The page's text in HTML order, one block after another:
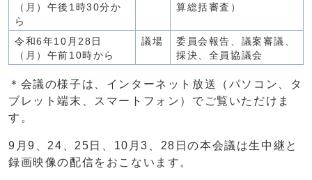
（月）午後1時30分か
ら
算総括審査）
令和6年10月28日
（月）午前10時から
議場
委員会報告、議案審議、
採決、全員協議会
＊会議の様子は、インターネット放送（パソコン、タ
ブレット端末、スマートフォン）でご覧いただけま
す。
9月9、24、25日、10月3、28日の本会議は生中継と
録画映像の配信をおこないます。